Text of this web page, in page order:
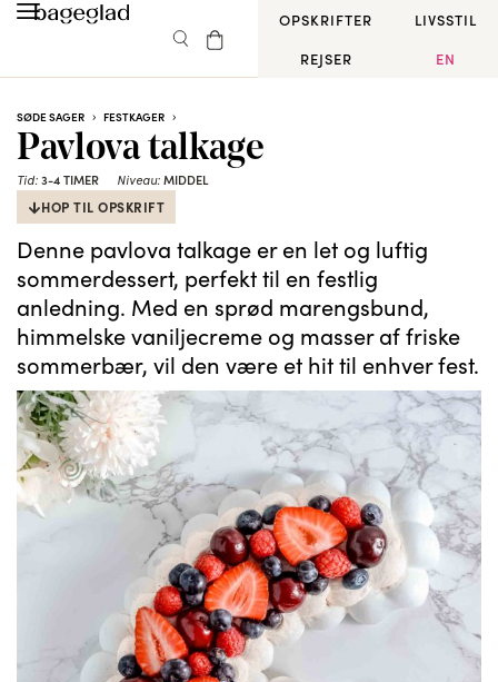
OPSKRIFTER
LIVSSTIL
REJSER
EN
SØDE SAGER FESTKAGER
Pavlova talkage
Tid: 3-4 TIMER Niveau: MIDDEL
HOP TIL OPSKRIFT
Denne pavlova talkage er en let og luftig
sommerdessert, perfekt til en festlig
anledning. Med en sprød marengsbund,
himmelske vaniljecreme og masser af friske
sommerbær, vil den være et hit til enhver fest.